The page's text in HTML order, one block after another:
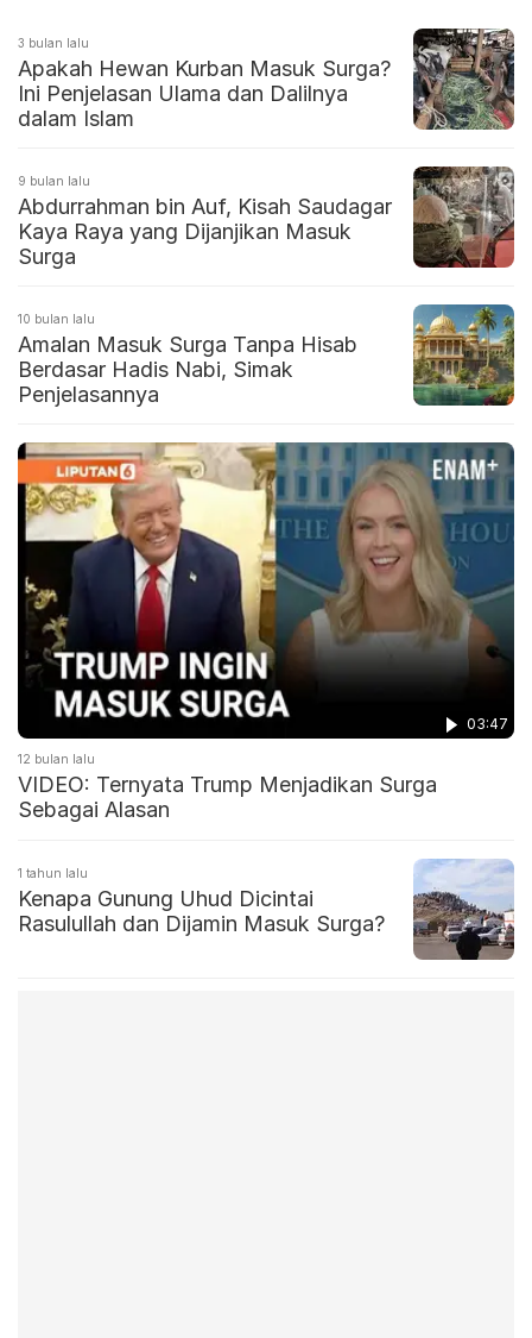
3 bulan lalu
Apakah Hewan Kurban Masuk Surga?
Ini Penjelasan Ulama dan Dalilnya
dalam Islam
9 bulan lalu
Abdurrahman bin Auf, Kisah Saudagar
Kaya Raya yang Dijanjikan Masuk
Surga
10 bulan lalu
Amalan Masuk Surga Tanpa Hisab
Berdasar Hadis Nabi, Simak
Penjelasannya
03:47
12 bulan lalu
VIDEO: Ternyata Trump Menjadikan Surga
Sebagai Alasan
1 tahun lalu
Kenapa Gunung Uhud Dicintai
Rasulullah dan Dijamin Masuk Surga?